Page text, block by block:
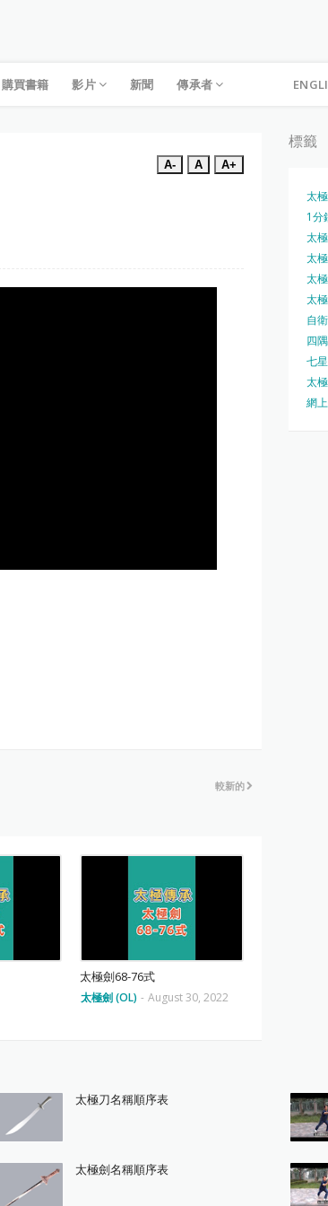
購買書籍 影片 新聞 傳承者
A- A A+
較新的
太極劍68-76式
太極劍 (OL) - August 30, 2022
標籤
太
1分
太
太
太
太
自
四
七
太
網
太極刀名稱順序表
太極劍名稱順序表